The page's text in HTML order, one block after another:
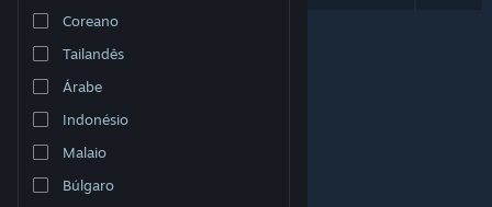
Baixe o aplicativo móvel do Steam
Ver versão para computadores
Coreano
Tailandês
Árabe
Indonésio
Malaio
Búlgaro